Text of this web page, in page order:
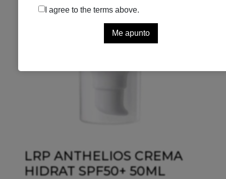
LRP ANTHELIOS CREMA
HIDRAT SPF50+ 50ML